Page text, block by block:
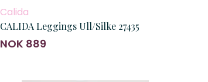
Calida
CALIDA Leggings Ull/Silke 27435
NOK 889